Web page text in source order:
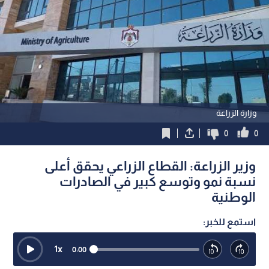
وزارة الزراعة
0
0
وزير الزراعة: القطاع الزراعي يحقق أعلى
نسبة نمو وتوسع كبير في الصادرات
الوطنية
استمع للخبر:
0:00
1x